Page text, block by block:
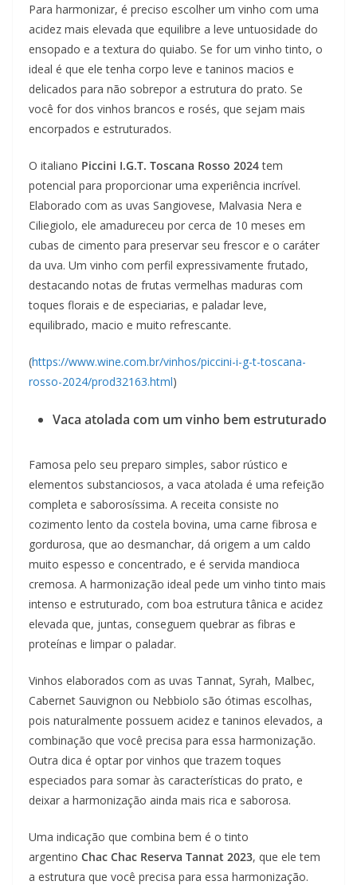
Para harmonizar, é preciso escolher um vinho com uma
acidez mais elevada que equilibre a leve untuosidade do
ensopado e a textura do quiabo. Se for um vinho tinto, o
ideal é que ele tenha corpo leve e taninos macios e
delicados para não sobrepor a estrutura do prato. Se
você for dos vinhos brancos e rosés, que sejam mais
encorpados e estruturados.
O italiano Piccini I.G.T. Toscana Rosso 2024tem
potencial para proporcionar uma experiência incrível.
Elaborado com as uvas Sangiovese, Malvasia Nera e
Ciliegiolo, ele amadureceu por cerca de 10 meses em
cubas de cimento para preservar seu frescor e o caráter
da uva. Um vinho com perfil expressivamente frutado,
destacando notas de frutas vermelhas maduras com
toques florais e de especiarias, e paladar leve,
equilibrado, macio e muito refrescante.
(https://www.wine.com.br/vinhos/piccini-i-g-t-toscana-
rosso-2024/prod32163.html)
Vaca atolada com um vinho bem estruturado
Famosa pelo seu preparo simples, sabor rústico e
elementos substanciosos, a vaca atolada é uma refeição
completa e saborosíssima. A receita consiste no
cozimento lento da costela bovina, uma carne fibrosa e
gordurosa, que ao desmanchar, dá origem a um caldo
muito espesso e concentrado, e é servida mandioca
cremosa. A harmonização ideal pede um vinho tinto mais
intenso e estruturado, com boa estrutura tânica e acidez
elevada que, juntas, conseguem quebrar as fibras e
proteínas e limpar o paladar.
Vinhos elaborados com as uvas Tannat, Syrah, Malbec,
Cabernet Sauvignon ou Nebbiolo são ótimas escolhas,
pois naturalmente possuem acidez e taninos elevados, a
combinação que você precisa para essa harmonização.
Outra dica é optar por vinhos que trazem toques
especiados para somar às características do prato, e
deixar a harmonização ainda mais rica e saborosa.
Uma indicação que combina bem é o tinto
argentino Chac Chac Reserva Tannat 2023, que ele tem
a estrutura que você precisa para essa harmonização.